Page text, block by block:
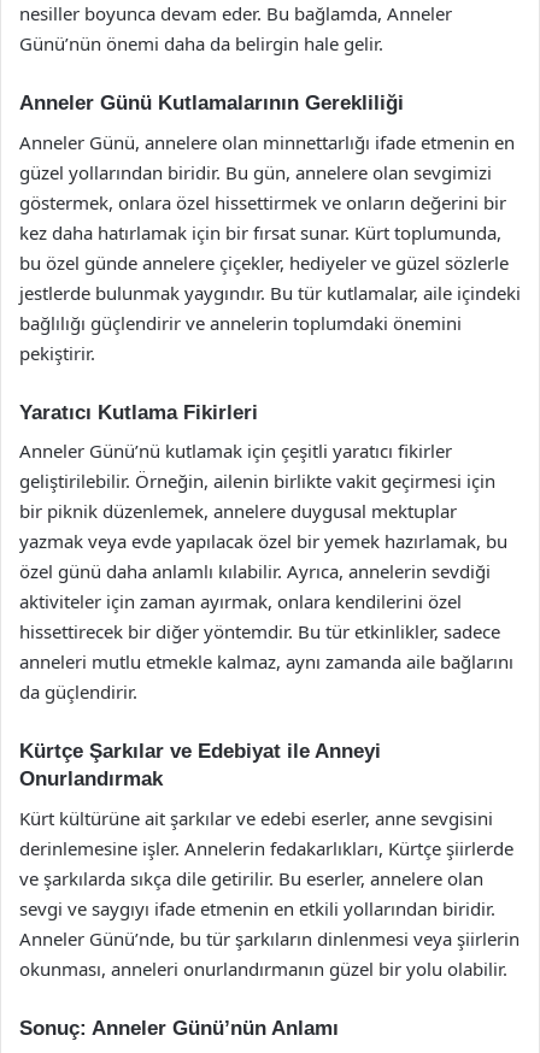
nesiller boyunca devam eder. Bu bağlamda, Anneler
Günü’nün önemi daha da belirgin hale gelir.
Anneler Günü Kutlamalarının Gerekliliği
Anneler Günü, annelere olan minnettarlığı ifade etmenin en
güzel yollarından biridir. Bu gün, annelere olan sevgimizi
göstermek, onlara özel hissettirmek ve onların değerini bir
kez daha hatırlamak için bir fırsat sunar. Kürt toplumunda,
bu özel günde annelere çiçekler, hediyeler ve güzel sözlerle
jestlerde bulunmak yaygındır. Bu tür kutlamalar, aile içindeki
bağlılığı güçlendirir ve annelerin toplumdaki önemini
pekiştirir.
Yaratıcı Kutlama Fikirleri
Anneler Günü’nü kutlamak için çeşitli yaratıcı fikirler
geliştirilebilir. Örneğin, ailenin birlikte vakit geçirmesi için
bir piknik düzenlemek, annelere duygusal mektuplar
yazmak veya evde yapılacak özel bir yemek hazırlamak, bu
özel günü daha anlamlı kılabilir. Ayrıca, annelerin sevdiği
aktiviteler için zaman ayırmak, onlara kendilerini özel
hissettirecek bir diğer yöntemdir. Bu tür etkinlikler, sadece
anneleri mutlu etmekle kalmaz, aynı zamanda aile bağlarını
da güçlendirir.
Kürtçe Şarkılar ve Edebiyat ile Anneyi
Onurlandırmak
Kürt kültürüne ait şarkılar ve edebi eserler, anne sevgisini
derinlemesine işler. Annelerin fedakarlıkları, Kürtçe şiirlerde
ve şarkılarda sıkça dile getirilir. Bu eserler, annelere olan
sevgi ve saygıyı ifade etmenin en etkili yollarından biridir.
Anneler Günü’nde, bu tür şarkıların dinlenmesi veya şiirlerin
okunması, anneleri onurlandırmanın güzel bir yolu olabilir.
Sonuç: Anneler Günü’nün Anlamı